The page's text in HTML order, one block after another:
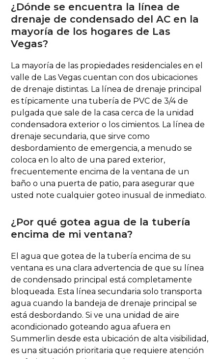
¿Dónde se encuentra la línea de
drenaje de condensado del AC en la
mayoría de los hogares de Las
Vegas?
La mayoría de las propiedades residenciales en el
valle de Las Vegas cuentan con dos ubicaciones
de drenaje distintas. La línea de drenaje principal
es típicamente una tubería de PVC de 3/4 de
pulgada que sale de la casa cerca de la unidad
condensadora exterior o los cimientos. La línea de
drenaje secundaria, que sirve como
desbordamiento de emergencia, a menudo se
coloca en lo alto de una pared exterior,
frecuentemente encima de la ventana de un
baño o una puerta de patio, para asegurar que
usted note cualquier goteo inusual de inmediato.
¿Por qué gotea agua de la tubería
encima de mi ventana?
El agua que gotea de la tubería encima de su
ventana es una clara advertencia de que su línea
de condensado principal está completamente
bloqueada. Esta línea secundaria solo transporta
agua cuando la bandeja de drenaje principal se
está desbordando. Si ve una unidad de aire
acondicionado goteando agua afuera en
Summerlin desde esta ubicación de alta visibilidad,
es una situación prioritaria que requiere atención